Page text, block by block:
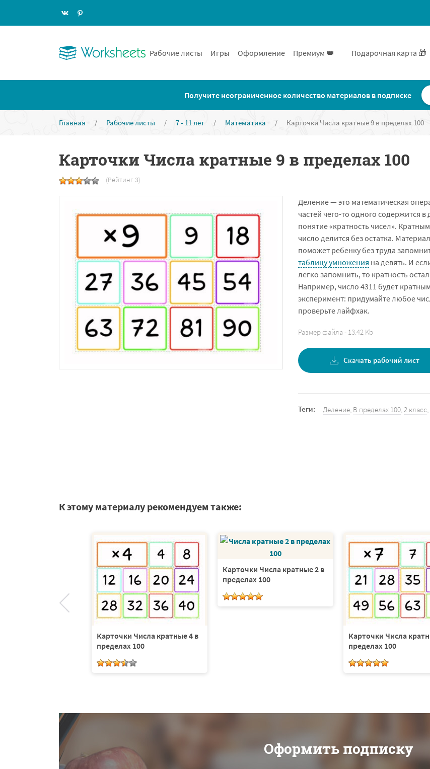
Рабочие листы Игры Оформление Премиум 👑 Подарочная карта 🎁
Получите неограниченное количество материалов в подписке
Главная / Рабочие листы / 7 - 11 лет / Математика / Карточки Числа кратные 9 в пределах 100
Карточки Числа кратные 9 в пределах 100
(Рейтинг 3)
Деление — это математическая
частей чего-то одного содержится
понятие «кратность чисел».
число делится без остатка.
поможет ребенку без труда
таблицу умножения на девять. И
легко запомнить, то кратность
Например, число 4311 будет
эксперимент: придумайте любое
проверьте лайфхак.
Размер файла - 13.42 Kb
Скачать рабочий лист
Теги: Деление, В пределах 100,2 класс,
К этому материалу рекомендуем также:
Карточки Числа кратные 4 в
пределах 100
Карточки Числа кратные 2 в
пределах 100
Карточки Числа
пределах 100
Оформить подписку